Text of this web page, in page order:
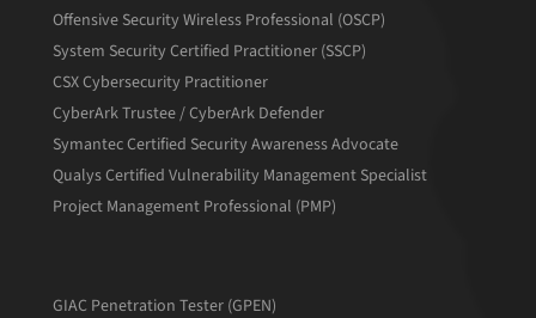
Offensive Security Wireless Professional (OSCP)
System Security Certified Practitioner (SSCP)
CSX Cybersecurity Practitioner
CyberArk Trustee / CyberArk Defender
Symantec Certified Security Awareness Advocate
Qualys Certified Vulnerability Management Specialist
Project Management Professional (PMP)
GIAC Penetration Tester (GPEN)